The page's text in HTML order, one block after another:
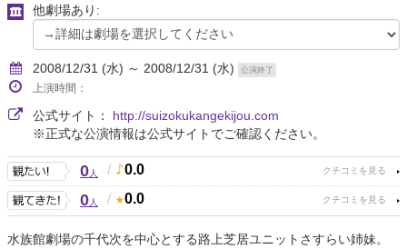
他劇場あり:
2008/12/31 (水) ～ 2008/12/31 (水) 公演終了
上演時間：
公式サイト： http://suizokukangekijou.com
※正式な公演情報は公式サイトでご確認ください。
0人 / 0.0
0人 / 0.0
水族館劇場の千代次を中心とする路上芝居ユニットさすらい姉妹。